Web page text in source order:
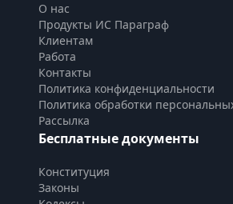
О нас
Продукты ИС Параграф
Клиентам
Работа
Контакты
Политика конфиденциальности
Политика обработки
Рассылка
Бесплатные документы
Конституция
Законы